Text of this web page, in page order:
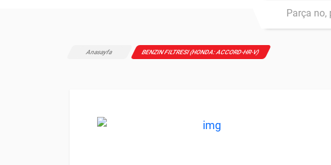
Anasayfa BENZIN FILTRESI (HONDA: ACCORD-HR-V)